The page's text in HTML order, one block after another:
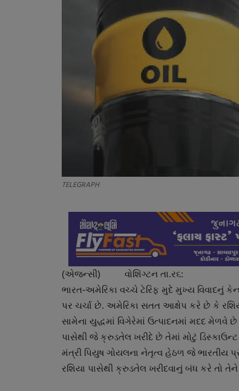
TELEGRAPH
(એજન્સી) વોશિંગ્ટન તા.ર૬:
ભારત-અમેરિકા વચ્ચે ટેરિફ મુદે મુખ્ય વિવાદનું
પર ચર્ચા છે. અમેરિકા સતત આક્ષેપ કરે છે કે
સામેના યુદ્ધમાં વિગેરેમાં ઉત્પાદનમાં મદદ
પાસેથી જે ક્રુડતેલ ખરીદે છે તેમાં મોટું
મંત્રી પિયુષ ગોયલના નેતૃત્વ હેઠળ જે ભારતીય
રશિયા પાસેથી ક્રુડતેલ ખરીદવાનું બંધ કરે તો